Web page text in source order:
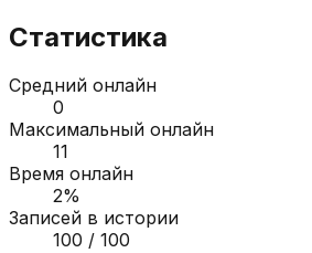
Статистика
Средний онлайн
0
Максимальный онлайн
11
Время онлайн
2%
Записей в истории
100 / 100